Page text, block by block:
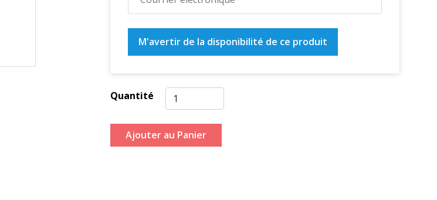
M'avertir de la disponibilité de ce produit
Quantité
Ajouter au Panier